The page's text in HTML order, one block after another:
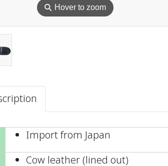
⚲ Hover to zoom
Import from Japan
Cow leather (lined out)